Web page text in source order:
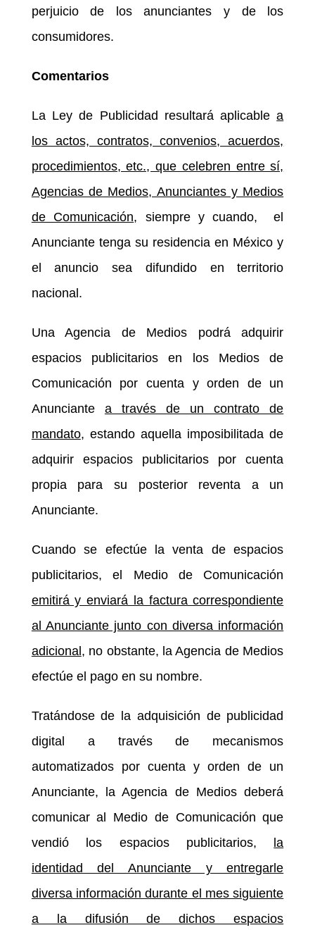
perjuicio de los anunciantes y de los
consumidores.
Comentarios
La Ley de Publicidad resultará aplicablea
los actos, contratos, convenios, acuerdos,
procedimientos, etc., que celebren entre sí,
Agencias de Medios, Anunciantes y Medios
de Comunicación, siempre y cuando, el
Anunciante tenga su residencia en México y
el anuncio sea difundido en territorio
nacional.
Una Agencia de Medios podrá adquirir
espacios publicitarios en los Medios de
Comunicación por cuenta y orden de un
Anunciante a través de un contrato de
mandato, estando aquella imposibilitada de
adquirir espacios publicitarios por cuenta
propia para su posterior reventa a un
Anunciante.
Cuando se efectúe la venta de espacios
publicitarios, el Medio de Comunicación
emitirá y enviará la factura correspondiente
al Anunciante junto con diversa información
adicional, no obstante, la Agencia de Medios
efectúe el pago en su nombre.
Tratándose de la adquisición de publicidad
digital a través de mecanismos
automatizados por cuenta y orden de un
Anunciante, la Agencia de Medios deberá
comunicar al Medio de Comunicación que
vendió los espacios publicitarios, la
identidad del Anunciante y entregarle
diversa información durante el mes siguiente
a la difusión de dichos espacios